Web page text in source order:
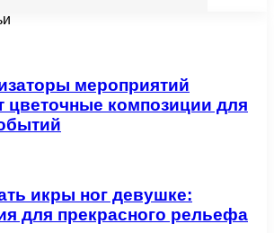
мероприятий
композиции для
икры ног девушке:
для прекрасного рельефа